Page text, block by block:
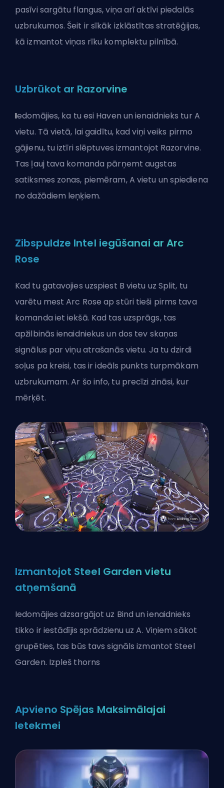
pasīvi sargātu flangus, viņa arī aktīvi piedalās
uzbrukumos. Šeit ir sīkāk izklāstītas stratēģijas,
kā izmantot viņas rīku komplektu pilnībā.
Uzbrūkot ar Razorvine
Iedomājies, ka tu esi Haven un ienaidnieks tur A
vietu. Tā vietā, lai gaidītu, kad viņi veiks pirmo
gājienu, tu iztīri slēptuves izmantojot Razorvine.
Tas ļauj tava komanda pārņemt augstas
satiksmes zonas, piemēram, A vietu un spiediena
no dažādiem leņķiem.
Zibspuldze Intel iegūšanai ar Arc
Rose
Kad tu gatavojies uzspiest B vietu uz Split, tu
varētu mest Arc Rose ap stūri tieši pirms tava
komanda iet iekšā. Kad tas uzsprāgs, tas
apžilbinās ienaidniekus un dos tev skaņas
signālus par viņu atrašanās vietu. Ja tu dzirdi
soļus pa kreisi, tas ir ideāls punkts turpmākam
uzbrukumam. Ar šo info, tu precīzi zināsi, kur
mērķēt.
Izmantojot Steel Garden vietu
atņemšanā
Iedomājies aizsargājot uz Bind un ienaidnieks
tikko ir iestādījis sprādzienu uz A. Viņiem sākot
grupēties, tas būs tavs signāls izmantot Steel
Garden. Izpleš thorns
Apvieno Spējas Maksimālajai
Ietekmei